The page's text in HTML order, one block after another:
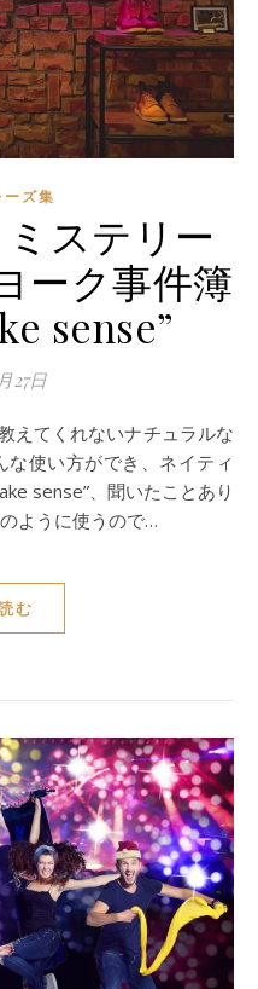
ズ集
ステリー
ーク事件簿
sense”
27日
使い方ができ、ネイティ
sense”、聞いたことあり
ように使うので…
む